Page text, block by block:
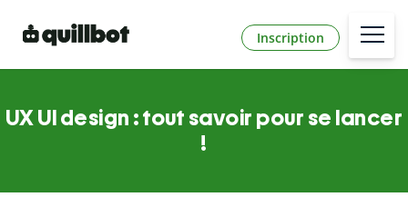
Inscription
UX UI design : tout savoir pour se lancer
!